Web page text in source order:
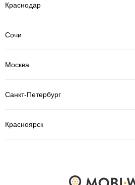
Краснодар
Сочи
Москва
Санкт-Петербург
Красноярск